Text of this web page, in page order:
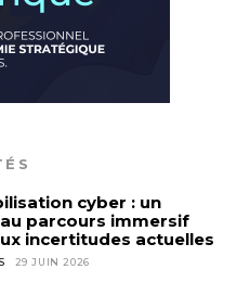
cyber : un
parcours immersif
incertitudes actuelles
29 JUIN 2026